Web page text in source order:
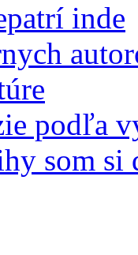
inde
podľa
som si